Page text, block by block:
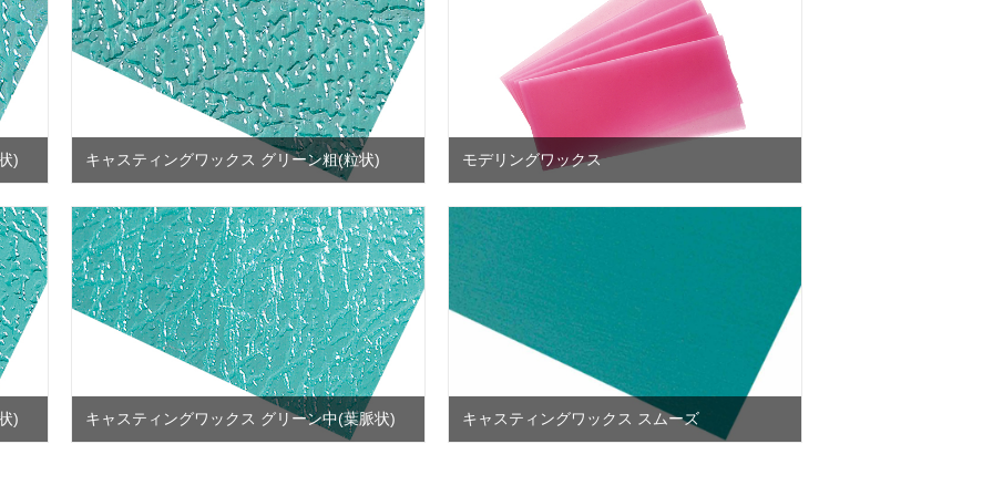
) キャスティングワックス グリーン粗(粒状) モデリングワックス
) キャスティングワックス グリーン中(葉脈状) キャスティングワックス スムーズ